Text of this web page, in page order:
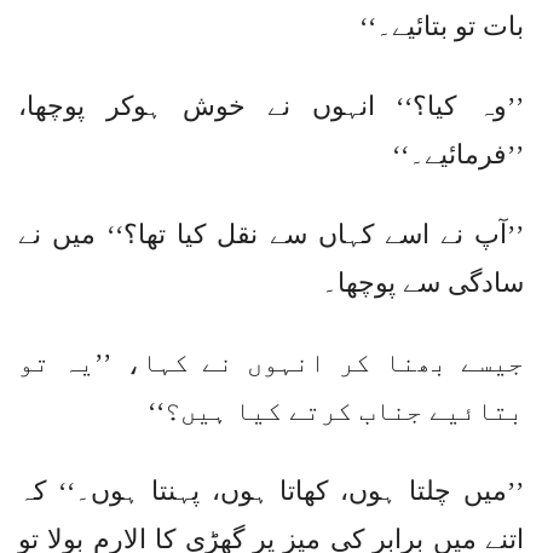
بات تو بتائیے۔‘‘
’’وہ کیا؟‘‘ انہوں نے خوش ہوکر پوچھا،
’’فرمائیے۔‘‘
’’آپ نے اسے کہاں سے نقل کیا تھا؟‘‘ میں نے
سادگی سے پوچھا۔
جیسے بھنا کر انہوں نے کہا، ’’یہ تو
بتائیے جناب کرتے کیا ہیں؟‘‘
’’میں چلتا ہوں، کھاتا ہوں، پہنتا ہوں۔‘‘ کہ
اتنے میں برابر کی میز پر گھڑی کا الارم بولا تو